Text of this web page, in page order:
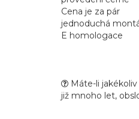
Cena je za pár
jednoduchá
E homologace
Máte-li
již mnoho let,